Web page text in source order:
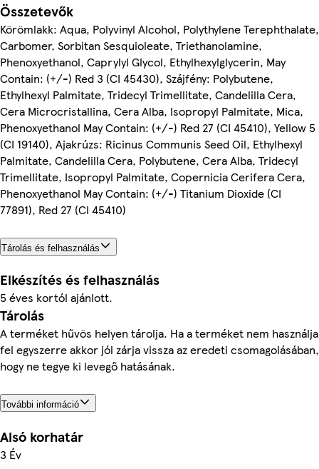
Összetevők
Körömlakk: Aqua, Polyvinyl Alcohol, Polythylene Terephthalate,
Carbomer, Sorbitan Sesquioleate, Triethanolamine,
Phenoxyethanol, Caprylyl Glycol, Ethylhexylglycerin, May
Contain: (+/-) Red 3 (CI 45430), Szájfény: Polybutene,
Ethylhexyl Palmitate, Tridecyl Trimellitate, Candelilla Cera,
Cera Microcristallina, Cera Alba, Isopropyl Palmitate, Mica,
Phenoxyethanol May Contain: (+/-) Red 27 (CI 45410), Yellow 5
(CI 19140), Ajakrúzs: Ricinus Communis Seed Oil, Ethylhexyl
Palmitate, Candelilla Cera, Polybutene, Cera Alba, Tridecyl
Trimellitate, Isopropyl Palmitate, Copernicia Cerifera Cera,
Phenoxyethanol May Contain: (+/-) Titanium Dioxide (CI
77891), Red 27 (CI 45410)
Tárolás és felhasználás
Elkészítés és felhasználás
5 éves kortól ajánlott.
Tárolás
A terméket hűvös helyen tárolja. Ha a terméket nem használja
fel egyszerre akkor jól zárja vissza az eredeti csomagolásában,
hogy ne tegye ki levegő hatásának.
További információ
Alsó korhatár
3 Év